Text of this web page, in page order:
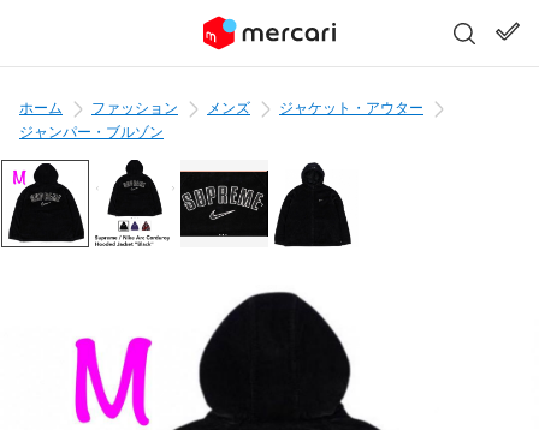
ホーム ファッション メンズ
ジャケット・アウター
ジャンパー・ブルゾン